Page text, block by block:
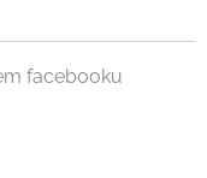
facebooku